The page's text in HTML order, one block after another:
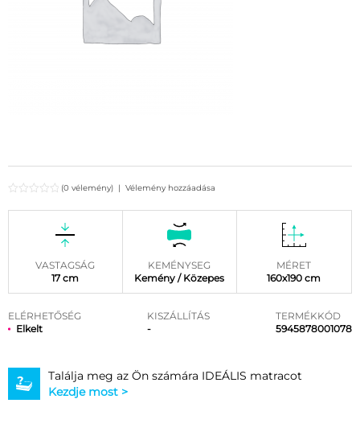
(0 vélemény) | Vélemény hozzáadása
VASTAGSÁG
17 cm
KEMÉNYSEG
Kemény / Közepes
MÉRET
160x190 cm
ELÉRHETŐSÉG
Elkelt
KISZÁLLÍTÁS
-
TERMÉKKÓD
5945878001078
Találja meg az Ön számára IDEÁLIS matracot
Kezdje most >